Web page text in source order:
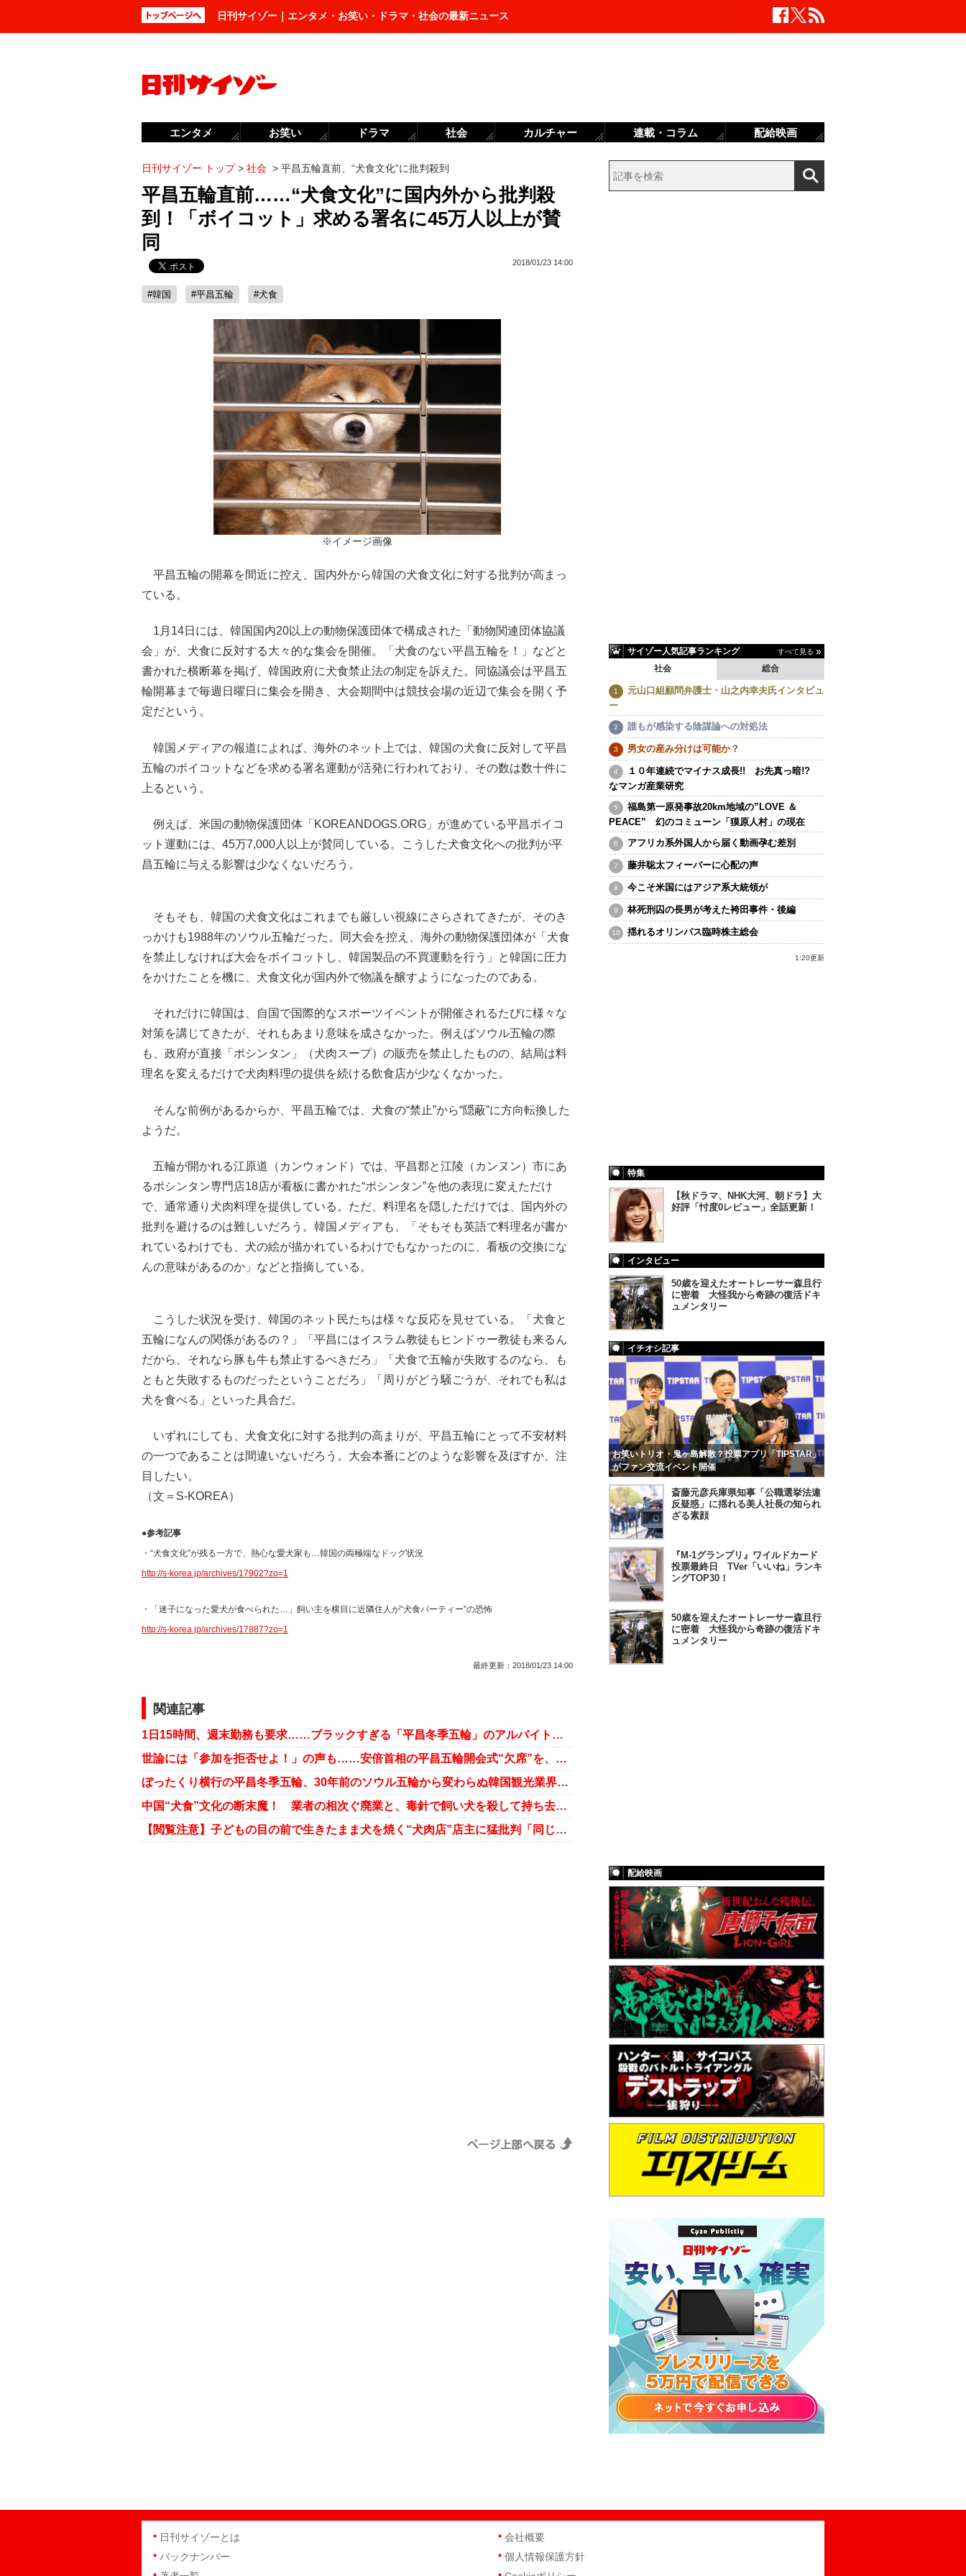
日刊サイゾー｜エンタメ・お笑い・ドラマ・社会の最新ニュース
日刊サイゾー トップ> 社会 > 平昌五輪直前、“犬食文化”に批判殺到
平昌五輪直前……“犬食文化”に国内外から批判殺
到！「ボイコット」求める署名に45万人以上が賛
同
2018/01/23 14:00
#韓国 #平昌五輪 #犬食
※イメージ画像
平昌五輪の開幕を間近に控え、国内外から韓国の犬食文化に対する批判が高まっ
ている。
1月14日には、韓国国内20以上の動物保護団体で構成された「動物関連団体協議
会」が、犬食に反対する大々的な集会を開催。「犬食のない平昌五輪を！」などと
書かれた横断幕を掲げ、韓国政府に犬食禁止法の制定を訴えた。同協議会は平昌五
輪開幕まで毎週日曜日に集会を開き、大会期間中は競技会場の近辺で集会を開く予
定だという。
韓国メディアの報道によれば、海外のネット上では、韓国の犬食に反対して平昌
五輪のボイコットなどを求める署名運動が活発に行われており、その数は数十件に
上るという。
例えば、米国の動物保護団体「KOREANDOGS.ORG」が進めている平昌ボイコ
ット運動には、45万7,000人以上が賛同している。こうした犬食文化への批判が平
昌五輪に与える影響は少なくないだろう。
そもそも、韓国の犬食文化はこれまでも厳しい視線にさらされてきたが、そのき
っかけも1988年のソウル五輪だった。同大会を控え、海外の動物保護団体が「犬食
を禁止しなければ大会をボイコットし、韓国製品の不買運動を行う」と韓国に圧力
をかけたことを機に、犬食文化が国内外で物議を醸すようになったのである。
それだけに韓国は、自国で国際的なスポーツイベントが開催されるたびに様々な
対策を講じてきたが、それもあまり意味を成さなかった。例えばソウル五輪の際
も、政府が直接「ポシンタン」（犬肉スープ）の販売を禁止したものの、結局は料
理名を変えるだけで犬肉料理の提供を続ける飲食店が少なくなかった。
そんな前例があるからか、平昌五輪では、犬食の“禁止”から“隠蔽”に方向転換した
ようだ。
五輪が開かれる江原道（カンウォンド）では、平昌郡と江陵（カンヌン）市にあ
るポシンタン専門店18店が看板に書かれた“ポシンタン”を他の表現に変えただけ
で、通常通り犬肉料理を提供している。ただ、料理名を隠しただけでは、国内外の
批判を避けるのは難しいだろう。韓国メディアも、「そもそも英語で料理名が書か
れているわけでも、犬の絵が描かれているわけでもなかったのに、看板の交換にな
んの意味があるのか」などと指摘している。
こうした状況を受け、韓国のネット民たちは様々な反応を見せている。「犬食と
五輪になんの関係があるの？」「平昌にはイスラム教徒もヒンドゥー教徒も来るん
だから、それなら豚も牛も禁止するべきだろ」「犬食で五輪が失敗するのなら、も
ともと失敗するものだったということだろ」「周りがどう騒ごうが、それでも私は
犬を食べる」といった具合だ。
いずれにしても、犬食文化に対する批判の高まりが、平昌五輪にとって不安材料
の一つであることは間違いないだろう。大会本番にどのような影響を及ぼすか、注
目したい。
（文＝S-KOREA）
●参考記事
・“犬食文化”が残る一方で、熱心な愛犬家も…韓国の両極端なドッグ状況
http://s-korea.jp/archives/17902?zo=1
・「迷子になった愛犬が食べられた…」飼い主を横目に近隣住人が“犬食パーティー”の恐怖
http://s-korea.jp/archives/17887?zo=1
最終更新： 2018/01/23 14:00
関連記事
1日15時間、週末勤務も要求……ブラックすぎる「平昌冬季五輪」のアルバイト事情
世論には「参加を拒否せよ！」の声も……安倍首相の平昌五輪開会式“欠席”を、韓国メディアはどう伝えたか
ぼったくり横行の平昌冬季五輪、30年前のソウル五輪から変わらぬ韓国観光業界の“インモラル体質”
中国“犬食”文化の断末魔！ 業者の相次ぐ廃業と、毒針で飼い犬を殺して持ち去る「闇ルート」の存在
【閲覧注意】子どもの目の前で生きたまま犬を焼く“犬肉店”店主に猛批判「同じ方法で殺してやりたい」
サイゾー人気記事ランキング すべて見る
社会 総合
元山口組顧問弁護士・山之内幸夫氏インタビュ
ー
誰もが感染する陰謀論への対処法
男女の産み分けは可能か？
１０年連続でマイナス成長!! お先真っ暗!?
なマンガ産業研究
福島第一原発事故20km地域の”LOVE ＆
PEACE” 幻のコミューン「獏原人村」の現在
アフリカ系外国人から届く動画孕む差別
藤井聡太フィーバーに心配の声
今こそ米国にはアジア系大統領が
林死刑囚の長男が考えた袴田事件・後編
揺れるオリンパス臨時株主総会
1:20更新
特集
【秋ドラマ、NHK大河、朝ドラ】大
好評「忖度0レビュー」全話更新！
インタビュー
50歳を迎えたオートレーサー森且行
に密着 大怪我から奇跡の復活ドキ
ュメンタリー
イチオシ記事
お笑いトリオ・鬼ヶ島解散？投票アプリ「TIPSTAR」
がファン交流イベント開催
斎藤元彦兵庫県知事「公職選挙法違
反疑惑」に揺れる美人社長の知られ
ざる素顔
『M-1グランプリ』ワイルドカード
投票最終日 TVer「いいね」ランキ
ングTOP30！
50歳を迎えたオートレーサー森且行
に密着 大怪我から奇跡の復活ドキ
ュメンタリー
配給映画
エンタメ お笑い ドラマ 社会 カルチャー 連載・コラム 配給映画
日刊サイゾーとは
バックナンバー
会社概要
個人情報保護方針